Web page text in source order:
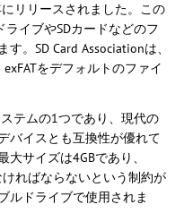
リリースされました。この
ライブやSDカードなどのフ
。SD Card Associationは、
をデフォルトのファイ
テムの1つであり、現代の
バイスとも互換性が優れて
サイズは4GBであり、
ればならないという制約が
ルドライブで使用されま